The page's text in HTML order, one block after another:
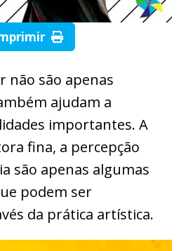
não são apenas
ajudam a
importantes. A
fina, a percepção
são apenas algumas
podem ser
da prática artística.